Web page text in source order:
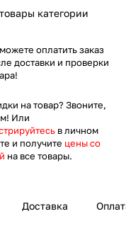
категории
оплатить заказ
доставки и проверки
на товар? Звоните,
Или
в личном
и получите цены со
на все товары.
Доставка